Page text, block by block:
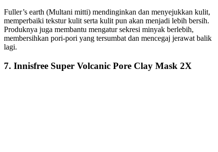
Fuller’s earth (Multani mitti) mendinginkan dan menyejukkan kulit,
memperbaiki tekstur kulit serta kulit pun akan menjadi lebih bersih.
Produknya juga membantu mengatur sekresi minyak berlebih,
membersihkan pori-pori yang tersumbat dan mencegaj jerawat balik
lagi.
7. Innisfree Super Volcanic Pore Clay Mask 2X